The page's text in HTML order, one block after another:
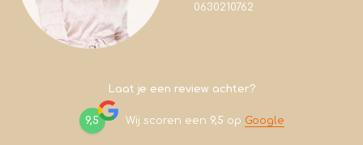
0630210762
Laat je een review achter?
9,5 Wij scoren een 9,5 op Google